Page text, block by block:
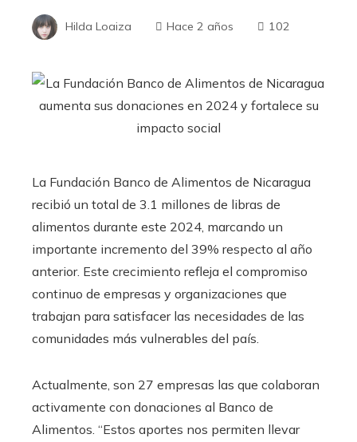
Hilda Loaiza Hace 2 años 102
La Fundación Banco de Alimentos de Nicaragua
recibió un total de 3.1 millones de libras de
alimentos durante este 2024, marcando un
importante incremento del 39% respecto al año
anterior. Este crecimiento refleja el compromiso
continuo de empresas y organizaciones que
trabajan para satisfacer las necesidades de las
comunidades más vulnerables del país.
Actualmente, son 27 empresas las que colaboran
activamente con donaciones al Banco de
Alimentos. “Estos aportes nos permiten llevar